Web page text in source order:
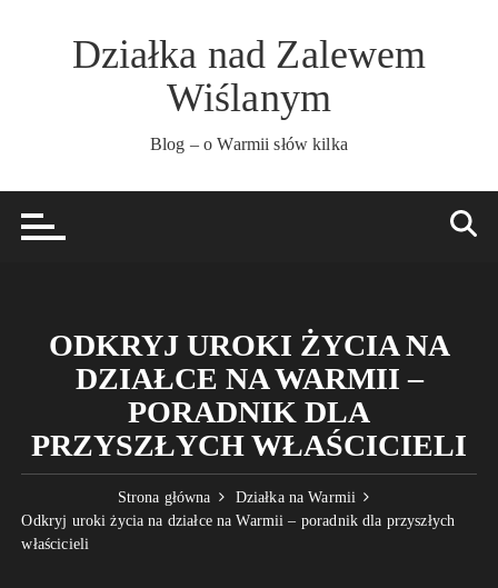
Działka nad Zalewem
Wiślanym
Blog – o Warmii słów kilka
ODKRYJ UROKI ŻYCIA NA
DZIAŁCE NA WARMII –
PORADNIK DLA
PRZYSZŁYCH WŁAŚCICIELI
Strona główna
Działka na Warmii
Odkryj uroki życia na działce na Warmii – poradnik dla przyszłych
właścicieli